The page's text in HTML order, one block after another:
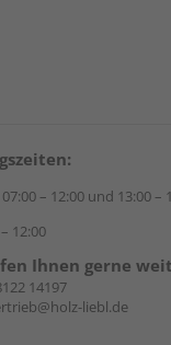
07:00 – 12:00 und 13:00 –
12:00
Ihnen gerne
14197
liebl.de